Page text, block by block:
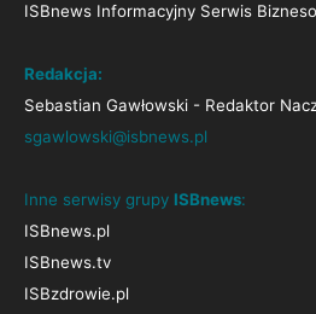
ISBnews Informacyjny Serwis
Redakcja:
Sebastian Gawłowski - Redaktor
sgawlowski@isbnews.pl
Inne serwisy grupy ISBnews:
ISBnews.pl
ISBnews.tv
ISBzdrowie.pl